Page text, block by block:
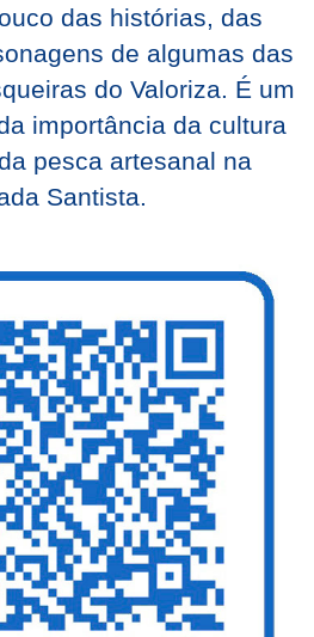
das histórias, das
de algumas das
do Valoriza. É um
importância da cultura
pesca artesanal na
Santista.